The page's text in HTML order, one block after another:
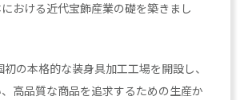
おける近代宝飾産業の礎を築きまし
の本格的な装身具加工工場を開設し、
高品質な商品を追求するための生産か